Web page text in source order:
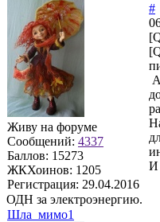
Живу на форуме
Сообщений: 4337
Баллов: 15273
ЖКХоинов: 1205
Регистрация: 29.04.2016
#
И
ОДН за электроэнергию.
Шла_мимо1